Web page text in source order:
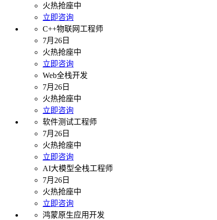
火热抢座中
立即咨询
C++物联网工程师
7月26日
火热抢座中
立即咨询
Web全栈开发
7月26日
火热抢座中
立即咨询
软件测试工程师
7月26日
火热抢座中
立即咨询
AI大模型全栈工程师
7月26日
火热抢座中
立即咨询
鸿蒙原生应用开发